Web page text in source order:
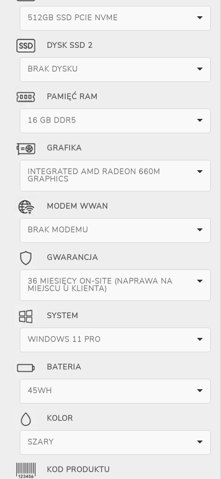
512GB SSD PCIE NVME
DYSK SSD 2
BRAK DYSKU
PAMIĘĆ RAM
16 GB DDR5
GRAFIKA
INTEGRATED AMD RADEON 660M
GRAPHICS
MODEM WWAN
BRAK MODEMU
GWARANCJA
36 MIESIĘCY ON-SITE (NAPRAWA NA
MIEJSCU U KLIENTA)
SYSTEM
WINDOWS 11 PRO
BATERIA
45WH
KOLOR
SZARY
KOD PRODUKTU